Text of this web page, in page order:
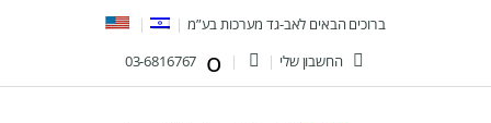
ברוכים הבאים לאב-גד מערכות בע”מ
החשבון שלי